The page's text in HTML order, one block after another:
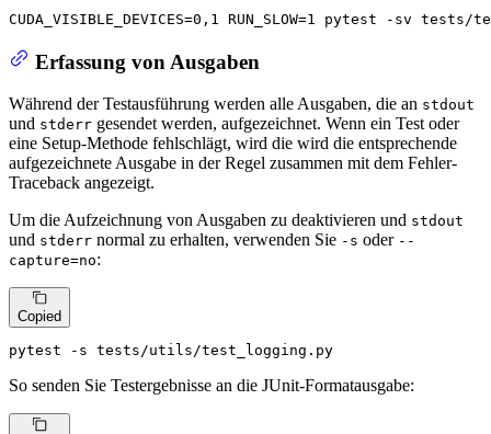
CUDA_VISIBLE_DEVICES=0,1 RUN_SLOW=1 pytest -sv
Erfassung von Ausgaben
Während der Testausführung werden alle Ausgaben, die an stdout
und stderr gesendet werden, aufgezeichnet. Wenn ein Test oder
eine Setup-Methode fehlschlägt, wird die wird die entsprechende
aufgezeichnete Ausgabe in der Regel zusammen mit dem Fehler-
Traceback angezeigt.
Um die Aufzeichnung von Ausgaben zu deaktivieren und stdout
und stderr normal zu erhalten, verwenden Sie -s oder --
capture=no:
Copied
pytest -s tests/utils/test_logging.py
So senden Sie Testergebnisse an die JUnit-Formatausgabe: